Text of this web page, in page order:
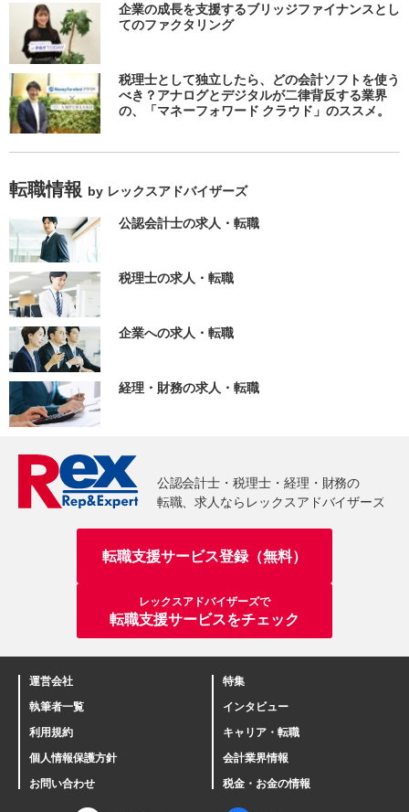
企業の成長を支援するブリッジファイナンスとし
てのファクタリング
税理士として独立したら、どの会計ソフトを使う
べき？アナログとデジタルが二律背反する業界
の、「マネーフォワード クラウド」のススメ。
転職情報 by レックスアドバイザーズ
公認会計士の求人・転職
税理士の求人・転職
企業への求人・転職
経理・財務の求人・転職
転職支援サービス登録（無料）
レックスアドバイザーズで
転職支援サービスをチェック
運営会社
執筆者一覧
利用規約
個人情報保護方針
お問い合わせ
特集
インタビュー
キャリア・転職
会計業界情報
税金・お金の情報